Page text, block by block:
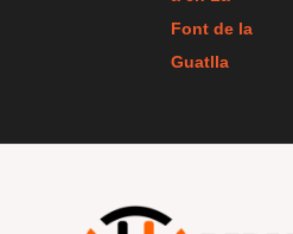
Font de la
Guatlla